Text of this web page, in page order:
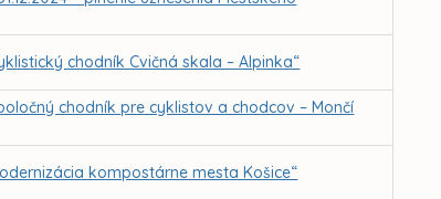
chodník Cvičná skala – Alpinka“
chodník pre cyklistov a chodcov – Mončí
kompostárne mesta Košice“